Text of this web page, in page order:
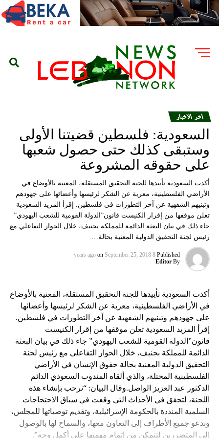
اخر الاخبار
السعودية: فلسطين قضيتنا الأولى
وستبقى كذلك حتى حصول شعبها
على حقوقه المشروعة
أكدت السعودية تأييدها للجنة التحقيق المستقلة، المعنية بالأوضاع في
الأراضي الفلسطينية، معربة عن الشكر لرئيسها وأعضائها على جهودهم
وتبنيهم الشفهية عن آخر التطورات في فلسطين. إقرأ المزيد السعودية
تعلن موقفها من إقرار الكنيست قانون”الدولة القومية للشعب اليهودي”
جاء ذلك في بيان البعثة الدائمة للمملكة بجنيف، خلال الحوار التفاعلي مع
رئيس لجنة التحقيق الدولية المعنية بحالة…
Published
8 years ago
on September 25, 2018
By
Editor
أكدت السعودية تأييدها للجنة التحقيق المستقلة، المعنية بالأوضاع
في الأراضي الفلسطينية، معربة عن الشكر لرئيسها وأعضائها
على جهودهم وتبنيهم الشفهية عن آخر التطورات في فلسطين.
إقرأ المزيد السعودية تعلن موقفها من إقرار الكنيست
قانون”الدولة القومية للشعب اليهودي” جاء ذلك في بيان البعثة
الدائمة للمملكة بجنيف، خلال الحوار التفاعلي مع رئيس لجنة
التحقيق الدولية المعنية بحالة حقوق الإنسان في الأراضي
الفلسطينية المحتلة، والذي ألقاه المندوب السعودي الدائم
الدكتور عبد العزيز الواصل.وقال البيان: “نرحب بإنشاء هذه
اللجنة، لتحقق في الأحداث التي وقعت في سياق الاحتجاجات
السلمية المنددة بالحكومة الإسرائيلية، وتقديم توصياتها للمجلس،
وندعو جميع الأطراف إلى التعاون معها، والسماح لها بالوصول
إلى المتضررين لتتمكن من إتمام مهمتها على أكمل وجه”.